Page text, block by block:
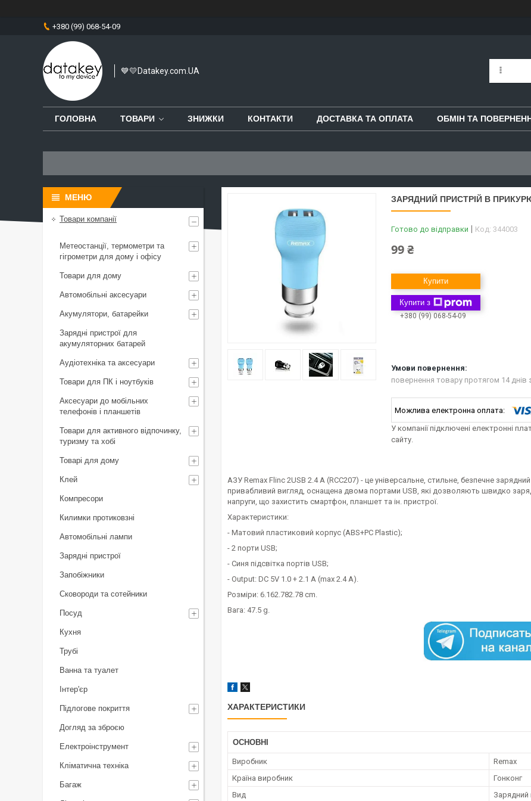
+380 (99) 068-54-09
💙💛Datakey.com.UA
ГОЛОВНА ТОВАРИ ЗНИЖКИ КОНТАКТИ ДОСТАВКА ТА ОПЛАТА ОБМІН ТА
ЗАРЯДНИЙ ПРИСТРІЙ В
Готово до відправки Код: 344003
99 ₴
Купити
Купити з
+380 (99) 068-54-09
повернення товару протягом 14 днів
У компанії підключені електронні
сайту.
АЗУ Remax Flinc 2USB 2.4 A (RCC207) - це універсальне, стильне, безпечне
привабливий вигляд, оснащена двома портами USB, які дозволяють швидко
напруги, що захистить смартфон, планшет та ін. пристрої.
Характеристики:
- Матовий пластиковий корпус (ABS+PC Plastic);
- 2 порти USB;
- Синя підсвітка портів USB;
- Output: DC 5V 1.0 + 2.1 А (max 2.4 A).
Розміри: 6.162.782.78 cm.
Вага: 47.5 g.
ХАРАКТЕРИСТИКИ
ОСНОВНІ
Виробник
Remax
Країна виробник
Гонконг
Вид
Зарядний
Товари компанії
Метеостанції, термометри та
гігрометри для дому і офісу
Товари для дому
Автомобільні аксесуари
Акумулятори, батарейки
Зарядні пристрої для
акумуляторних батарей
Аудіотехніка та аксесуари
Товари для ПК і ноутбуків
Аксесуари до мобільних
телефонів і планшетів
Товари для активного відпочинку,
туризму та хобі
Товарі для дому
Клей
Компресори
Килимки протиковзні
Автомобільні лампи
Зарядні пристрої
Запобіжники
Сковороди та сотейники
Посуд
Кухня
Трубі
Ванна та туалет
Інтер'єр
Підлогове покриття
Догляд за зброєю
Електроінструмент
Кліматична техніка
Багаж